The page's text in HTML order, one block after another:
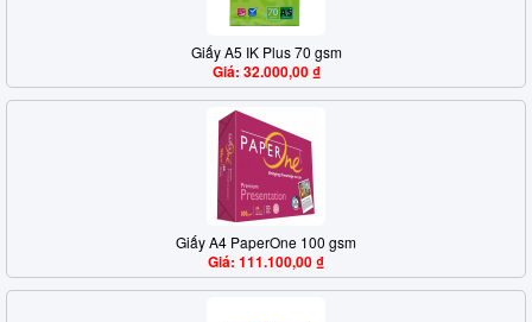
Giấy A5 IK Plus 70 gsm
Giá: 32.000,00 ₫
Giấy A4 PaperOne 100 gsm
Giá: 111.100,00 ₫